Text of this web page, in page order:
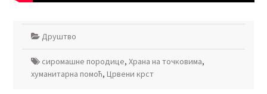
Друштво
сиромашне породице, Храна на точковима,
хуманитарна помоћ, Црвени крст